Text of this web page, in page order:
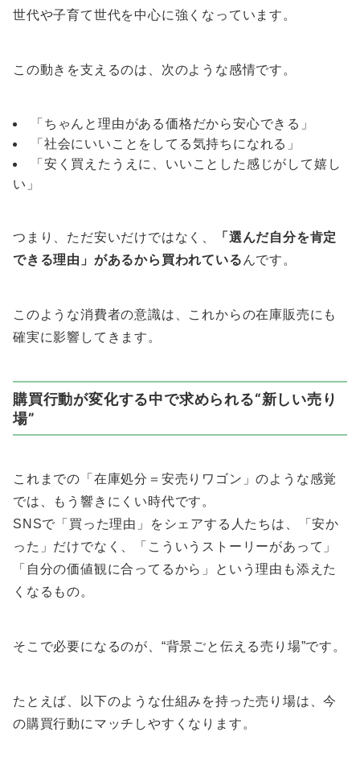
世代や子育て世代を中心に強くなっています。
この動きを支えるのは、次のような感情です。
「ちゃんと理由がある価格だから安心できる」
「社会にいいことをしてる気持ちになれる」
「安く買えたうえに、いいことした感じがして嬉し
い」
つまり、ただ安いだけではなく、
「選んだ自分を肯定
できる理由」があるから買われている んです。
このような消費者の意識は、これからの在庫販売にも
確実に影響してきます。
購買行動が変化する中で求められる“新しい売り
場”
これまでの「在庫処分＝安売りワゴン」のような感覚
では、もう響きにくい時代です。
SNSで「買った理由」をシェアする人たちは、「安か
った」だけでなく、「こういうストーリーがあって」
「自分の価値観に合ってるから」という理由も添えた
くなるもの。
そこで必要になるのが、“背景ごと伝える売り場”です。
たとえば、以下のような仕組みを持った売り場は、今
の購買行動にマッチしやすくなります。